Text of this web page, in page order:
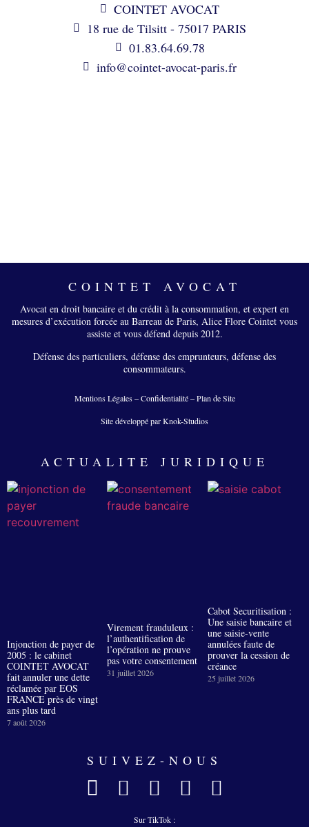
COINTET AVOCAT
18 rue de Tilsitt - 75017 PARIS
01.83.64.69.78
info@cointet-avocat-paris.fr
COINTET AVOCAT
Avocat en droit bancaire et du crédit à la consommation, et expert en
mesures d’exécution forcée au Barreau de Paris, Alice Flore Cointet vous
assiste et vous défend depuis 2012.
Défense des particuliers, défense des emprunteurs, défense des
consommateurs.
Mentions Légales–Confidentialité–Plan de Site
Site développé par Knok-Studios
ACTUALITE JURIDIQUE
Injonction de payer de
2005 : le cabinet
COINTET AVOCAT
fait annuler une dette
réclamée par EOS
FRANCE près de vingt
ans plus tard
7 août 2026
Virement frauduleux :
l’authentification de
l’opération ne prouve
pas votre consentement
31 juillet 2026
Cabot Securitisation :
Une saisie bancaire et
une saisie-vente
annulées faute de
prouver la cession de
créance
25 juillet 2026
SUIVEZ-NOUS
Sur TikTok :